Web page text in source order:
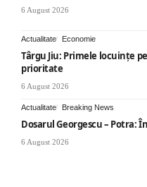
6 August 2026
Actualitate Economie
Târgu Jiu: Primele locuințe
prioritate
6 August 2026
Actualitate Breaking News
Dosarul Georgescu – Potra:
6 August 2026